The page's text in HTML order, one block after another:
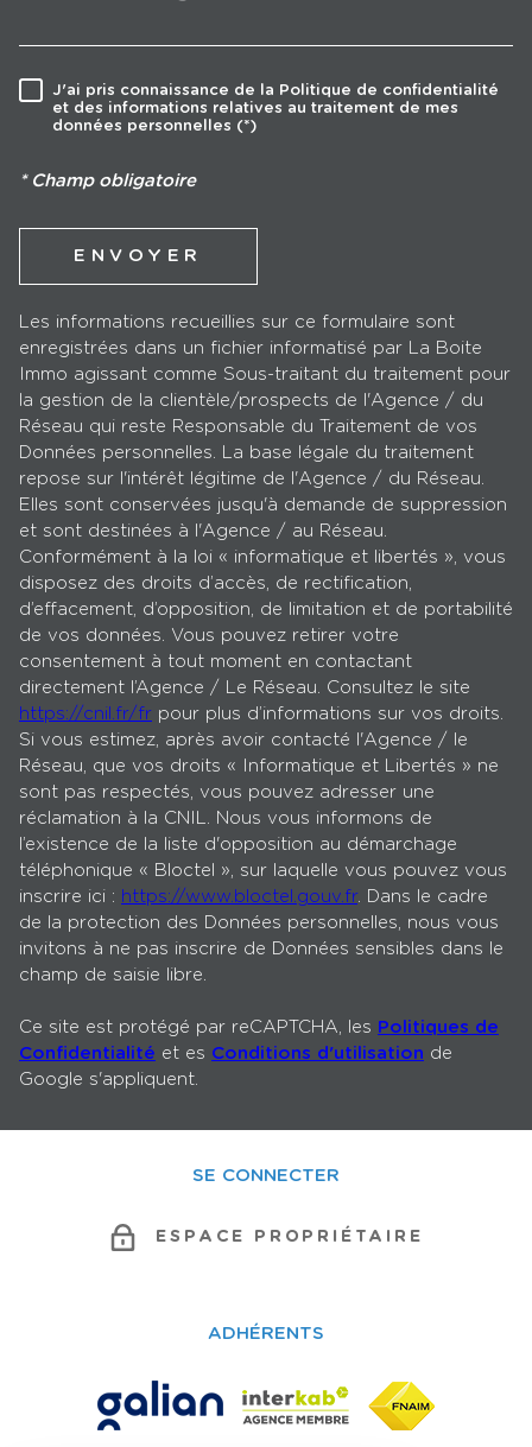
RÈGLEMENTATION
J'ai pris connaissance de la Politique de confidentialité
et des informations relatives au traitement de mes
données personnelles (*)
* Champ obligatoire
ENVOYER
Les informations recueillies sur ce formulaire sont
enregistrées dans un fichier informatisé par La Boite
Immo agissant comme Sous-traitant du traitement pour
la gestion de la clientèle/prospects de l'Agence / du
Réseau qui reste Responsable du Traitement de vos
Données personnelles. La base légale du traitement
repose sur l'intérêt légitime de l'Agence / du Réseau.
Elles sont conservées jusqu'à demande de suppression
et sont destinées à l'Agence / au Réseau.
Conformément à la loi « informatique et libertés », vous
disposez des droits d’accès, de rectification,
d’effacement, d’opposition, de limitation et de portabilité
de vos données. Vous pouvez retirer votre
consentement à tout moment en contactant
directement l’Agence / Le Réseau. Consultez le site
https://cnil.fr/fr pour plus d’informations sur vos droits.
Si vous estimez, après avoir contacté l'Agence / le
Réseau, que vos droits « Informatique et Libertés » ne
sont pas respectés, vous pouvez adresser une
réclamation à la CNIL. Nous vous informons de
l’existence de la liste d'opposition au démarchage
téléphonique « Bloctel », sur laquelle vous pouvez vous
inscrire ici : https://www.bloctel.gouv.fr. Dans le cadre
de la protection des Données personnelles, nous vous
invitons à ne pas inscrire de Données sensibles dans le
champ de saisie libre.
Ce site est protégé par reCAPTCHA, les Politiques de
Confidentialité et es Conditions d'utilisation de
Google s'appliquent.
SE CONNECTER
ESPACE PROPRIÉTAIRE
ADHÉRENTS